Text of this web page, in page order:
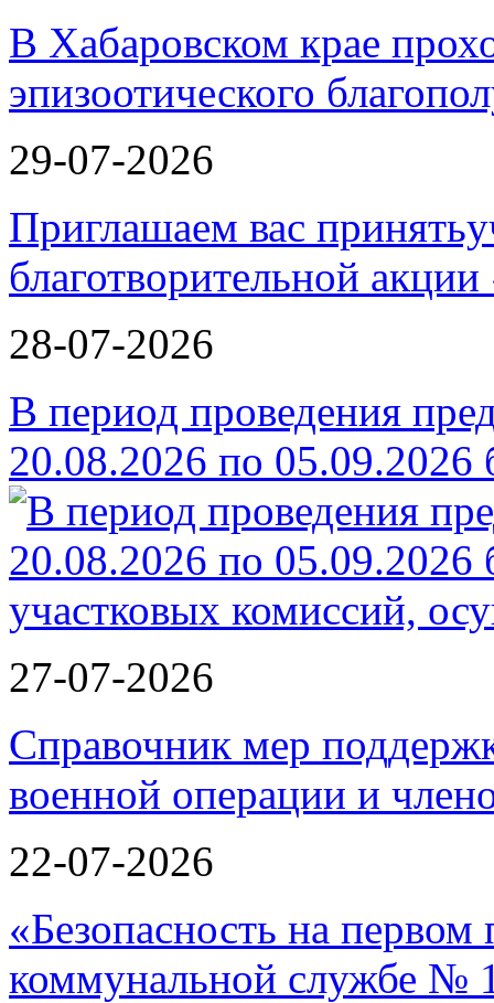
В Хабаровском крае
эпизоотического
29-07-2026
Приглашаем вас
благотворительной
28-07-2026
В период проведения
20.08.2026 по 05.09.2026
27-07-2026
Справочник мер
военной операции и
22-07-2026
«Безопасность на
коммунальной службе №